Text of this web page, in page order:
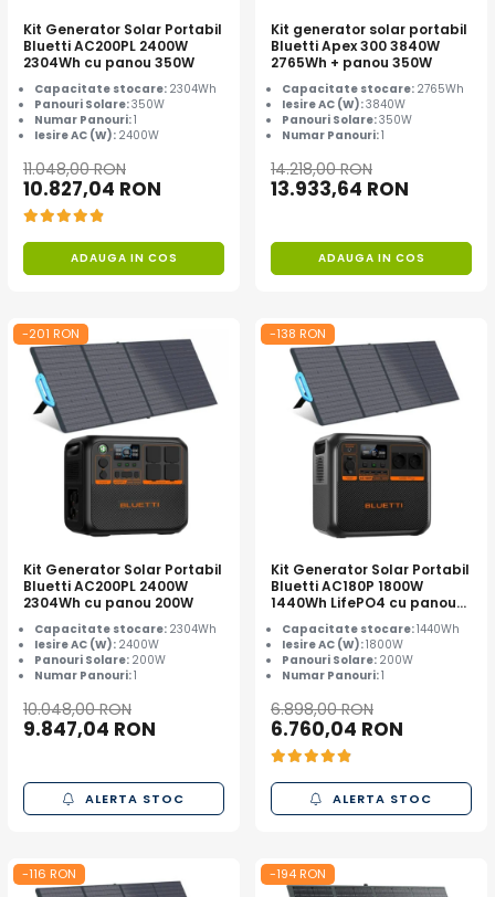
Acumulatori de stocare
Componente sisteme de balcon
Kit Generator Solar Portabil
Bluetti AC200PL 2400W
2304Wh cu panou 350W
Capacitate stocare: 2304Wh
Panouri Solare:350W
Numar Panouri:1
Iesire AC (W): 2400W
11.048,00 RON
10.827,04 RON
ADAUGA IN COS
Kit generator solar portabil
Bluetti Apex 300 3840W
2765Wh + panou 350W
Capacitate stocare: 2765Wh
Iesire AC (W):3840W
Panouri Solare:350W
Numar Panouri:1
14.218,00 RON
13.933,64 RON
ADAUGA IN COS
-201 RON
Kit Generator Solar Portabil
Bluetti AC200PL 2400W
2304Wh cu panou 200W
Capacitate stocare: 2304Wh
Iesire AC (W): 2400W
Panouri Solare: 200W
Numar Panouri:1
10.048,00 RON
9.847,04 RON
ALERTA STOC
-138 RON
Kit Generator Solar Portabil
Bluetti AC180P 1800W
1440Wh LifePO4 cu panou
Capacitate stocare:1440Wh
Iesire AC (W):1800W
Panouri Solare: 200W
Numar Panouri:1
6.898,00 RON
6.760,04 RON
ALERTA STOC
-116 RON -194 RON